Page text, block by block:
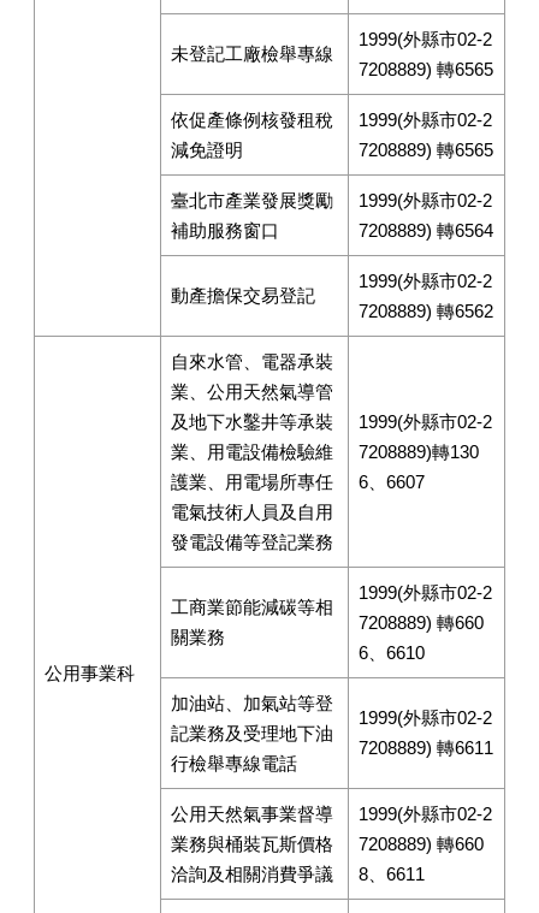
未登記工廠檢舉專線
1999(外縣市02-2
7208889) 轉6565
依促產條例核發租稅
減免證明
1999(外縣市02-2
7208889) 轉6565
臺北市產業發展獎勵
補助服務窗口
1999(外縣市02-2
7208889) 轉6564
動產擔保交易登記
1999(外縣市02-2
7208889) 轉6562
公用事業科
自來水管、電器承裝
業、公用天然氣導管
及地下水鑿井等承裝
業、用電設備檢驗維
護業、用電場所專任
電氣技術人員及自用
發電設備等登記業務
1999(外縣市02-2
7208889)轉130
6、6607
工商業節能減碳等相
關業務
1999(外縣市02-2
7208889) 轉660
6、6610
加油站、加氣站等登
記業務及受理地下油
行檢舉專線電話
1999(外縣市02-2
7208889) 轉6611
公用天然氣事業督導
業務與桶裝瓦斯價格
洽詢及相關消費爭議
1999(外縣市02-2
7208889) 轉660
8、6611